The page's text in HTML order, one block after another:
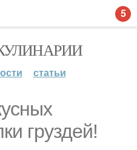
статьи
груздей!
5